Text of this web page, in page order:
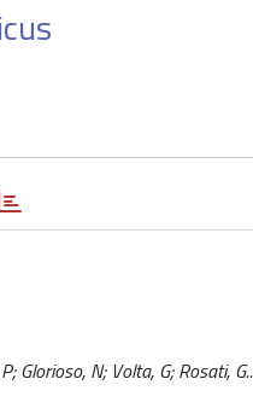
N; Volta, G; Rosati,